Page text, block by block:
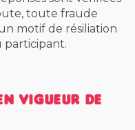
toute fraude
motif de résiliation
participant.
vigueur de